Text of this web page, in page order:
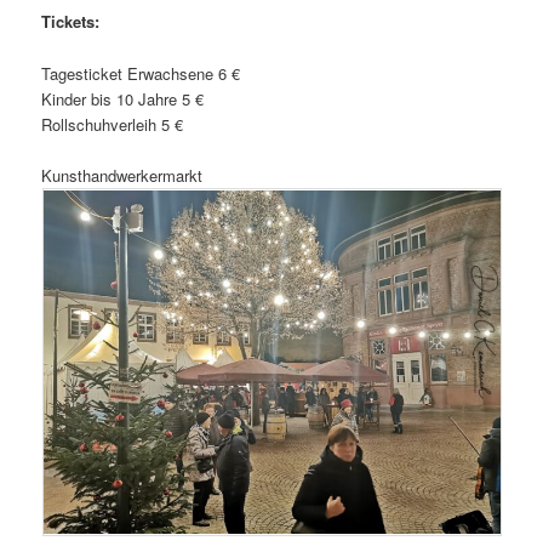
Tickets:
Tagesticket Erwachsene 6 €
Kinder bis 10 Jahre 5 €
Rollschuhverleih 5 €
Kunsthandwerkermarkt